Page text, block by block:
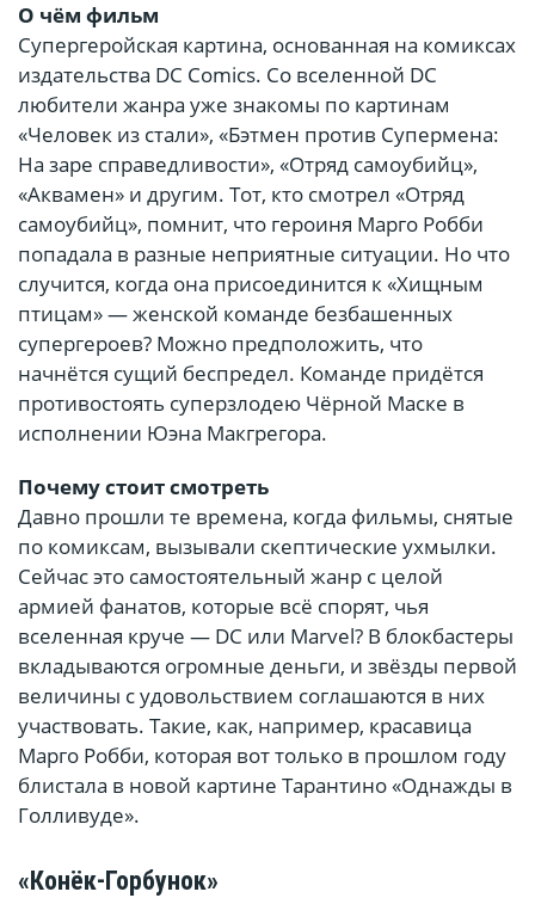
О чём фильм
Супергеройская картина, основанная на комиксах
издательства DC Comics. Со вселенной DC
любители жанра уже знакомы по картинам
«Человек из стали», «Бэтмен против Супермена:
На заре справедливости», «Отряд самоубийц»,
«Аквамен» и другим. Тот, кто смотрел «Отряд
самоубийц», помнит, что героиня Марго Робби
попадала в разные неприятные ситуации. Но что
случится, когда она присоединится к «Хищным
птицам» — женской команде безбашенных
супергероев? Можно предположить, что
начнётся сущий беспредел. Команде придётся
противостоять суперзлодею Чёрной Маске в
исполнении Юэна Макгрегора.
Почему стоит смотреть
Давно прошли те времена, когда фильмы, снятые
по комиксам, вызывали скептические ухмылки.
Сейчас это самостоятельный жанр с целой
армией фанатов, которые всё спорят, чья
вселенная круче — DC или Marvel? В блокбастеры
вкладываются огромные деньги, и звёзды первой
величины с удовольствием соглашаются в них
участвовать. Такие, как, например, красавица
Марго Робби, которая вот только в прошлом году
блистала в новой картине Тарантино «Однажды в
Голливуде».
«Конёк-Горбунок»